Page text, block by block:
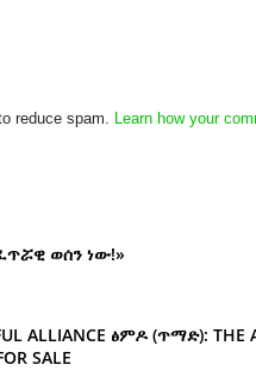
reduce spam. Learn how your
ወሰን ነው!»
ALLIANCE ፅምዶ (ጥማድ): THE
SALE